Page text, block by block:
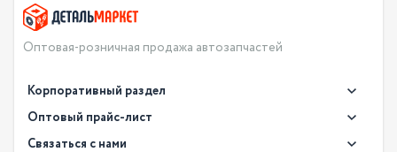
Оптовая-розничная продажа автозапчастей
Корпоративный раздел
Новости
Оптовый прайс-лист
Связаться с нами